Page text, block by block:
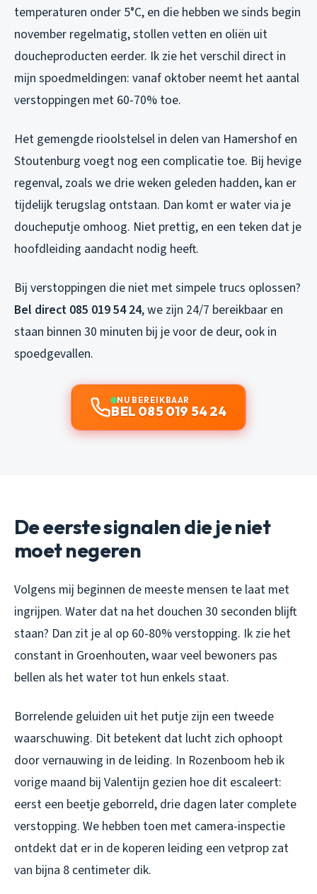
temperaturen onder 5°C, en die hebben we sinds begin
november regelmatig, stollen vetten en oliën uit
doucheproducten eerder. Ik zie het verschil direct in
mijn spoedmeldingen: vanaf oktober neemt het aantal
verstoppingen met 60-70% toe.
Het gemengde rioolstelsel in delen van Hamershof en
Stoutenburg voegt nog een complicatie toe. Bij hevige
regenval, zoals we drie weken geleden hadden, kan er
tijdelijk terugslag ontstaan. Dan komt er water via je
doucheputje omhoog. Niet prettig, en een teken dat je
hoofdleiding aandacht nodig heeft.
Bij verstoppingen die niet met simpele trucs oplossen?
Bel direct 085 019 54 24, we zijn 24/7 bereikbaar en
staan binnen 30 minuten bij je voor de deur, ook in
spoedgevallen.
NU BEREIKBAAR
BEL 085 019 54 24
De eerste signalen die je niet
moet negeren
Volgens mij beginnen de meeste mensen te laat met
ingrijpen. Water dat na het douchen 30 seconden blijft
staan? Dan zit je al op 60-80% verstopping. Ik zie het
constant in Groenhouten, waar veel bewoners pas
bellen als het water tot hun enkels staat.
Borrelende geluiden uit het putje zijn een tweede
waarschuwing. Dit betekent dat lucht zich ophoopt
door vernauwing in de leiding. In Rozenboom heb ik
vorige maand bij Valentijn gezien hoe dit escaleert:
eerst een beetje geborreld, drie dagen later complete
verstopping. We hebben toen met camera-inspectie
ontdekt dat er in de koperen leiding een vetprop zat
van bijna 8 centimeter dik.